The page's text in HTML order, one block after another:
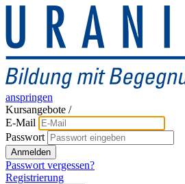
anspringen
Kursangebote /
E-Mail
Passwort
Anmelden
Passwort vergessen?
Registrierung